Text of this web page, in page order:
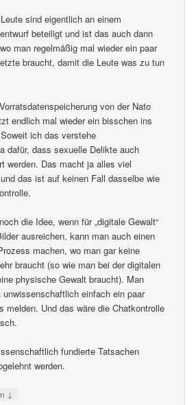
sind eigentlich an einem
beteiligt und ist das auch dann
man regelmäßig mal wieder ein paar
braucht, damit die Leute was zu tun
von der Nato
endlich mal wieder ein bisschen ins
ich das verstehe
dafür, dass sexuelle Delikte auch
werden. Das macht ja alles viel
das ist auf keinen Fall dasselbe wie
die Idee, wenn für „digitale Gewalt“
ausreichen, kann man auch einen
machen, wo man gar keine
braucht (so wie man bei der digitalen
physische Gewalt braucht). Man
unwissenschaftlich einfach ein paar
melden. Und das wäre die Chatkontrolle
fundierte Tatsachen
werden.
↓